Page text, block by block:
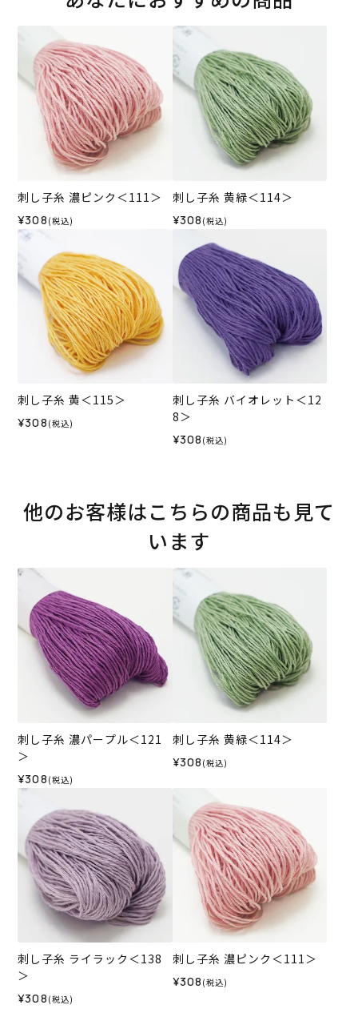
刺し子糸 濃ピンク＜111＞
¥308 (税込)
刺し子糸 黄緑＜114＞
¥308 (税込)
刺し子糸 黄＜115＞
¥308 (税込)
刺し子糸 バイオレット＜12
8＞
¥308 (税込)
他のお客様はこちらの商品も見て
います
刺し子糸 濃パープル＜121
＞
¥308 (税込)
刺し子糸 黄緑＜114＞
¥308 (税込)
刺し子糸 ライラック＜138
＞
¥308 (税込)
刺し子糸 濃ピンク＜111＞
¥308 (税込)